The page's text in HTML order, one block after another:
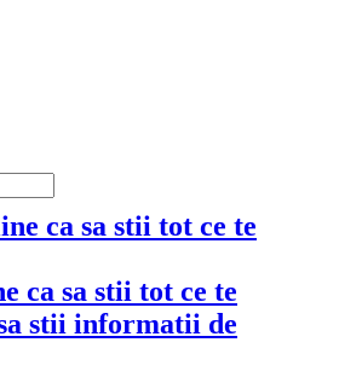
ca sa stii tot ce te
stii informatii de